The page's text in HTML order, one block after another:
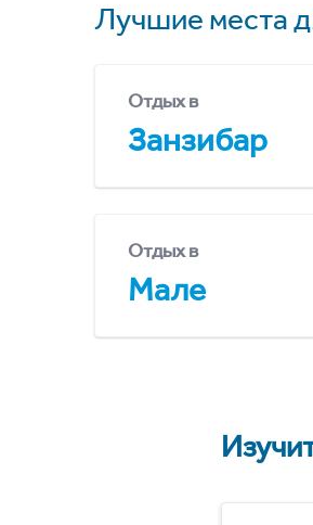
Лучшие места
Отдых в
Занзибар
Отдых в
Мале